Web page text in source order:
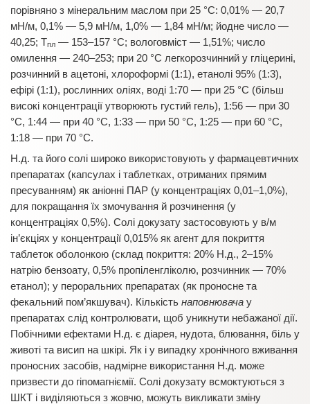
порівняно з мінеральним маслом при 25 °C: 0,01% — 20,7
мН/м, 0,1% — 5,9 мН/м, 1,0% — 1,84 мН/м; йодне число —
40,25; Тпл — 153–157 °C; вологовміст — 1,51%; число
омилення — 240–253; при 20 °С легкорозчинний у гліцерині,
розчинний в ацетоні, хлороформі (1:1), етанолі 95% (1:3),
ефірі (1:1), рослинних оліях, воді 1:70 — при 25 °C (більш
високі концентрації утворюють густий гель), 1:56 — при 30
°C, 1:44 — при 40 °C, 1:33 — при 50 °C, 1:25 — при 60 °C,
1:18 — при 70 °C.
Н.д. та його солі широко використовують у фармацевтичних
препаратах (капсулах і таблетках, отриманих прямим
пресуванням) як аніонні ПАР (у концентраціях 0,01–1,0%),
для покращання їх змочування й розчинення (у
концентраціях 0,5%). Солі докузату застосовують у в/м
ін’єкціях у концентрації 0,015% як агент для покриття
таблеток оболонкою (склад покриття: 20% Н.д., 2–15%
натрію бензоату, 0,5% пропіленгліколю, розчинник — 70%
етанол); у пероральних препаратах (як проносне та
фекальний пом’якшувач). Кількість наповнювача у
препаратах слід контролювати, щоб уникнути небажаної дії.
Побічними ефектами Н.д. є діарея, нудота, блювання, біль у
животі та висип на шкірі. Як і у випадку хронічного вживання
проносних засобів, надмірне використання Н.д. може
призвести до гіпомагніємії. Солі докузату всмоктуються з
ШКТ і виділяються з жовчю, можуть викликати зміну